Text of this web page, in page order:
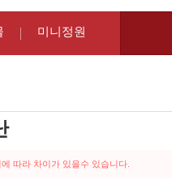
미니정원
따라 차이가 있을수 있습니다.